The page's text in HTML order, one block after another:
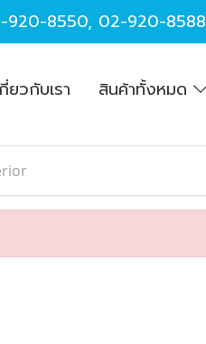
920-8550, 02-920-8588
ยวกับเรา สินค้าทั้งหมด